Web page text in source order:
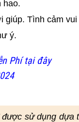
hao.
giúp. Tình cảm vui
ý.
Phí tại đây
được sử dụng dựa